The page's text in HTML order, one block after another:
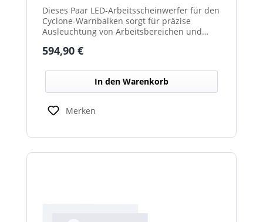
Dieses Paar LED-Arbeitsscheinwerfer für den
Cyclone-Warnbalken sorgt für präzise
Ausleuchtung von Arbeitsbereichen und
schlechten Lichtverhältnissen.
Regulärer Preis:
594,90 €
In den Warenkorb
Merken